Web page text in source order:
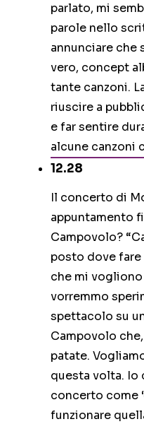
parlato, mi
parole nello
annunciare che
vero, concept
tante canzoni.
riuscire a
e far sentire
alcune canzoni
12.28
Il concerto di
appuntamento
Campovolo?
posto dove
che mi vogliono
vorremmo
spettacolo su
Campovolo
patate.
questa volta. Io
concerto come
funzionare